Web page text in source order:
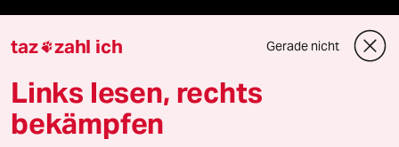
Presse
taz zahl ich Gerade nicht
Links lesen, rechts
bekämpfen